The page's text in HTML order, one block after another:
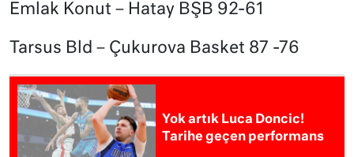
Emlak Konut – Hatay BŞB 92-61
Tarsus Bld – Çukurova Basket 87 -76
Yok artık Luca Doncic!
Tarihe geçen performans